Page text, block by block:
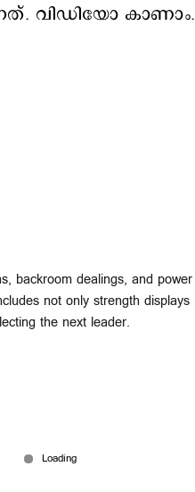
വിഡിയോ കാണാം.
backroom dealings, and power
not only strength displays
the next leader.